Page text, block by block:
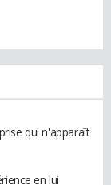
qui n'apparaît
en lui